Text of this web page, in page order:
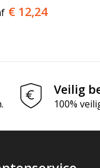
€ 12,24
Veilig
100%